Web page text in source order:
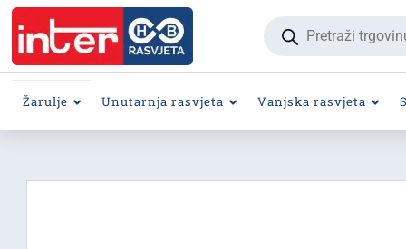
Products
search
Žarulje Unutarnja rasvjeta Vanjska rasvjeta